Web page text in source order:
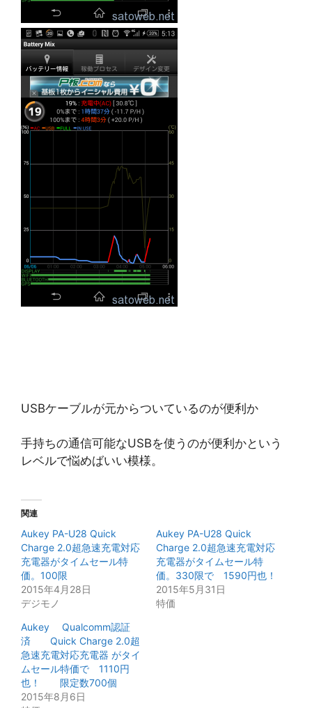
USBケーブルが元からついているのが便利か
手持ちの通信可能なUSBを使うのが便利かという
レベルで悩めばいい模様。
関連
Aukey PA-U28 Quick
Charge 2.0超急速充電対応
充電器がタイムセール特
価。100限
2015年4月28日
デジモノ
Aukey PA-U28 Quick
Charge 2.0超急速充電対応
充電器がタイムセール特
価。330限で 1590円也！
2015年5月31日
特価
Aukey Qualcomm認証
済 Quick Charge 2.0超
急速充電対応充電器 がタイ
ムセール特価で 1110円
也！ 限定数700個
2015年8月6日